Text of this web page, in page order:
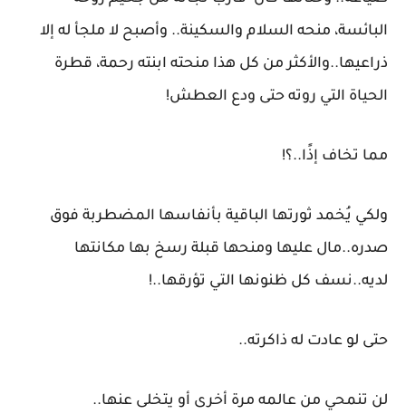
البائسة، منحه السلام والسكينة.. وأصبح لا ملجأ له إلا
ذراعيها..والأكثر من كل هذا منحته ابنته رحمة، قطرة
الحياة التي روته حتى ودع العطش!
مما تخاف إذًا..؟!
ولكي يُخمد ثورتها الباقية بأنفاسها المضطربة فوق
صدره..مال عليها ومنحها قبلة رسخ بها مكانتها
لديه..نسف كل ظنونها التي تؤرقها..!
حتى لو عادت له ذاكرته..
لن تنمحي من عالمه مرة أخرى أو يتخلى عنها..